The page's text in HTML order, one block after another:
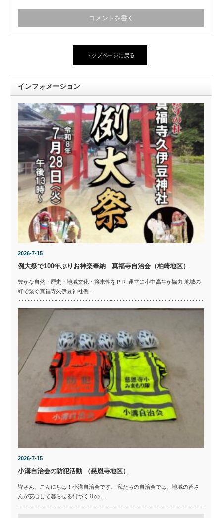
トップページに戻る
インフォメーション
2026-7-15
例大祭で100年ぶりお神楽奉納 真福寺自治会（柏崎地区）
豊かな自然・歴史・地域文化・将来性をＰＲ 運営に小中高生が協力 地域の
絆で繋ぐ真福寺久伊豆神社例…
2026-7-15
小溝自治会の防犯活動 （慈恩寺地区）
皆さん、こんにちは！小溝自治会です。 私たちの自治会では、地域の皆さ
んが安心して暮らせる街づくりの…